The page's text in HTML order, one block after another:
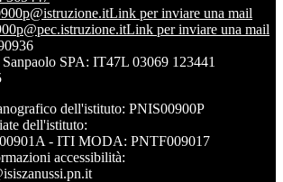
Link per inviare una mail
Link per inviare una mail
SPA: IT47L 03069 123441
dell'istituto: PNIS00900P
dell'istituto:
- ITI MODA: PNTF009017
accessibilità: